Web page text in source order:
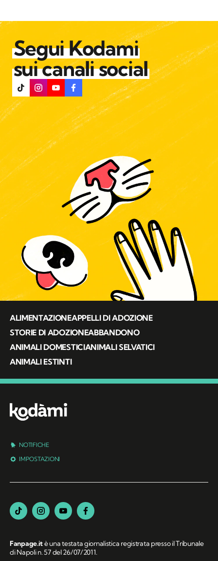
Segui Kodami
sui canali social
ALIMENTAZIONEAPPELLI DI ADOZIONE
STORIE DI ADOZIONEABBANDONO
ANIMALI DOMESTICIANIMALI SELVATICI
ANIMALI ESTINTI
NOTIFICHE
IMPOSTAZIONI
Fanpage.itè una testata giornalistica registrata presso il Tribunale
di Napoli n. 57 del 26/07/2011.